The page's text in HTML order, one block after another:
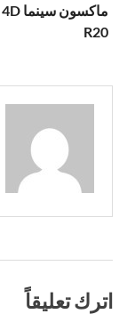
R20
اترك تعليقاً